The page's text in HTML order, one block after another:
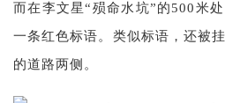
而在李文星“殒命水坑”的500米
一条红色标语。类似标语，还被
的道路两侧。